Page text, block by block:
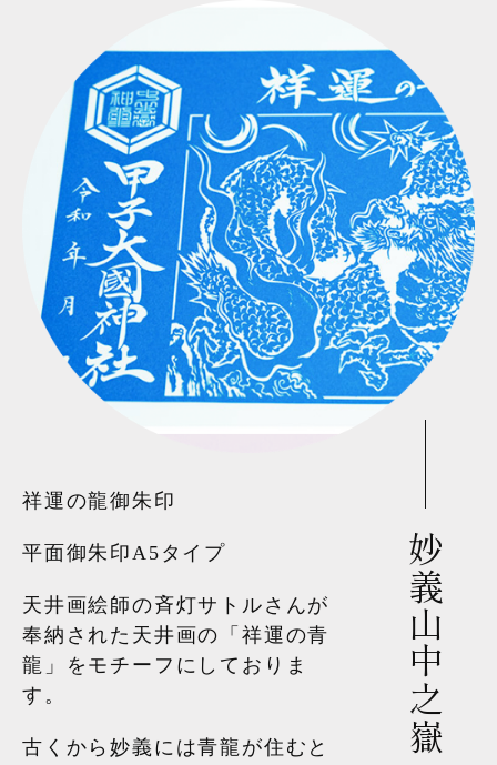
妙義山中之嶽
祥運の龍御朱印
平面御朱印A5タイプ
天井画絵師の斉灯サトルさんが
奉納された天井画の「祥運の青
龍」をモチーフにしておりま
す。
古くから妙義には青龍が住むと